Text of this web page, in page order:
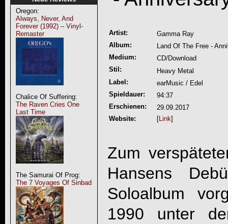
Oregon:
Always, Never, And
Forever (1992) – Vinyl-
Remaster
Chalice Of Suffering:
The Raven Cries One
Last Time
The Samurai Of Prog:
The 7 Voyages Of Sinbad
Artist:
Gamma Ray
Album:
Land Of The Free -
Medium:
CD/Download
Stil:
Heavy Metal
Label:
earMusic / Edel
Spieldauer:
94:37
Erschienen:
29.09.2017
Website:
[Link]
Zum
Hansens
Soloalbum
1990 unter